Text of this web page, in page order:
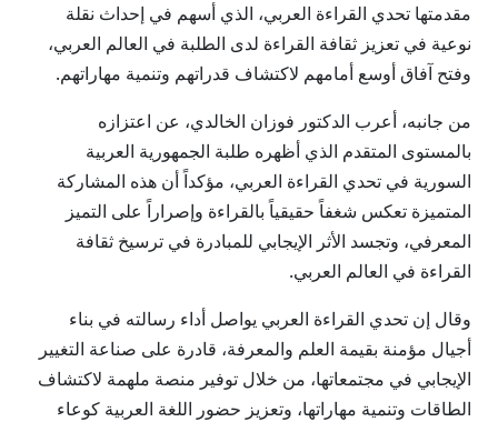
مقدمتها تحدي القراءة العربي، الذي أسهم في إحداث نقلة
نوعية في تعزيز ثقافة القراءة لدى الطلبة في العالم العربي،
وفتح آفاق أوسع أمامهم لاكتشاف قدراتهم وتنمية مهاراتهم.
من جانبه، أعرب الدكتور فوزان الخالدي، عن اعتزازه
بالمستوى المتقدم الذي أظهره طلبة الجمهورية العربية
السورية في تحدي القراءة العربي، مؤكداً أن هذه المشاركة
المتميزة تعكس شغفاً حقيقياً بالقراءة وإصراراً على التميز
المعرفي، وتجسد الأثر الإيجابي للمبادرة في ترسيخ ثقافة
القراءة في العالم العربي.
وقال إن تحدي القراءة العربي يواصل أداء رسالته في بناء
أجيال مؤمنة بقيمة العلم والمعرفة، قادرة على صناعة التغيير
الإيجابي في مجتمعاتها، من خلال توفير منصة ملهمة لاكتشاف
الطاقات وتنمية مهاراتها، وتعزيز حضور اللغة العربية كوعاء